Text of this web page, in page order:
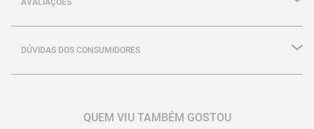
AVALIAÇÕES
DÚVIDAS DOS CONSUMIDORES
QUEM VIU TAMBÉM GOSTOU